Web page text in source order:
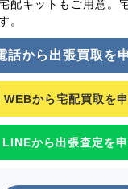
配キットもご用意。
。
話から出張買取を
WEBから宅配買取を
LINEから出張査定を